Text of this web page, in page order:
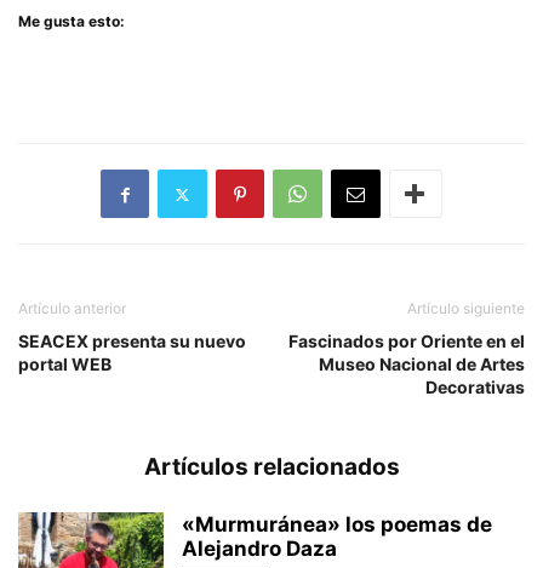
Me gusta esto:
Artículo anterior
SEACEX presenta su nuevo
portal WEB
Artículo siguiente
Fascinados por Oriente en el
Museo Nacional de Artes
Decorativas
Artículos relacionados
«Murmuránea» los poemas de
Alejandro Daza